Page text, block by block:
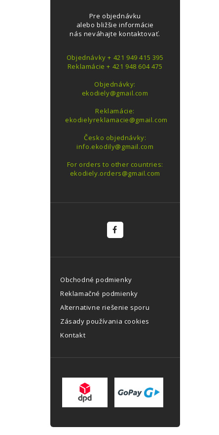
Pre objednávku
alebo bližšie informácie
nás neváhajte kontaktovať.
Objednávky + 421 949 415 395
Reklamácie + 421 948 604 475
Objednávky:
ekodiely@gmail.com
Reklamácie:
ekodielyreklamacie@gmail.com
Česko objednávky:
info.ekodily@gmail.com
For orders to other countries:
ekodiely.orders@gmail.com
Obchodné podmienky
Reklamačné podmienky
Alternativne riešenie sporu
Zásady používania cookies
Kontakt